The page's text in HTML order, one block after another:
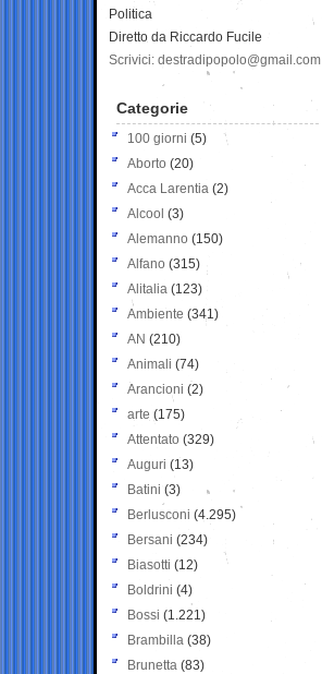
Politica
Diretto da Riccardo Fucile
Scrivici: destradipopolo@gmail.com
Categorie
100 giorni (5)
Aborto (20)
Acca Larentia (2)
Alcool (3)
Alemanno (150)
Alfano (315)
Alitalia (123)
Ambiente (341)
AN (210)
Animali (74)
Arancioni (2)
arte (175)
Attentato (329)
Auguri (13)
Batini (3)
Berlusconi (4.295)
Bersani (234)
Biasotti (12)
Boldrini (4)
Bossi (1.221)
Brambilla (38)
Brunetta (83)